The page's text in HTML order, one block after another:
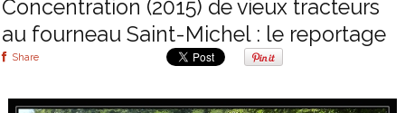
Concentration (2015) de vieux tracteurs
au fourneau Saint-Michel : le reportage
Share